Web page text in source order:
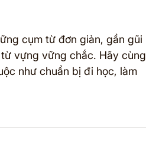
cụm từ đơn giản, gần gũi
vựng vững chắc. Hãy cùng
như chuẩn bị đi học, làm